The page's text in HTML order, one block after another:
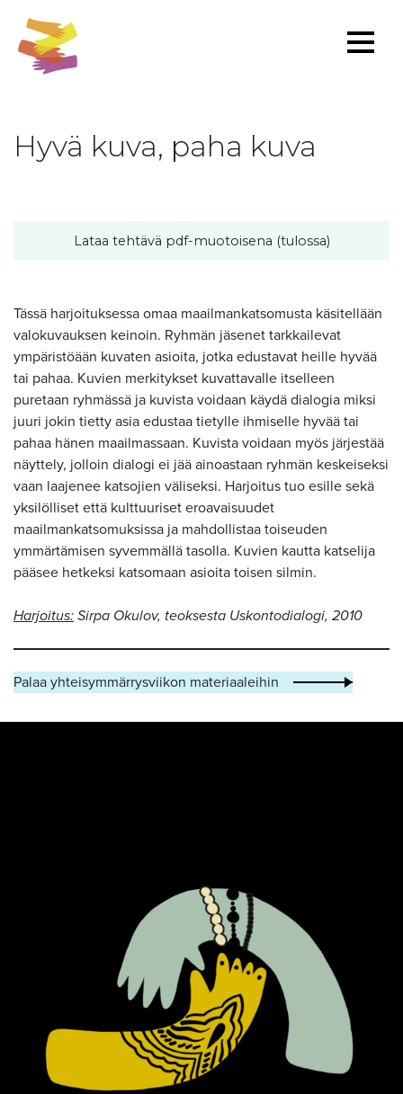
Hyvä kuva, paha kuva
Lataa tehtävä pdf-muotoisena (tulossa)
Tässä harjoituksessa omaa maailmankatsomusta käsitellään
valokuvauksen keinoin. Ryhmän jäsenet tarkkailevat
ympäristöään kuvaten asioita, jotka edustavat heille hyvää
tai pahaa. Kuvien merkitykset kuvattavalle itselleen
puretaan ryhmässä ja kuvista voidaan käydä dialogia miksi
juuri jokin tietty asia edustaa tietylle ihmiselle hyvää tai
pahaa hänen maailmassaan. Kuvista voidaan myös järjestää
näyttely, jolloin dialogi ei jää ainoastaan ryhmän keskeiseksi
vaan laajenee katsojien väliseksi. Harjoitus tuo esille sekä
yksilölliset että kulttuuriset eroavaisuudet
maailmankatsomuksissa ja mahdollistaa toiseuden
ymmärtämisen syvemmällä tasolla. Kuvien kautta katselija
pääsee hetkeksi katsomaan asioita toisen silmin.
Harjoitus: Sirpa Okulov, teoksesta Uskontodialogi, 2010
Palaa yhteisymmärrysviikon materiaaleihin